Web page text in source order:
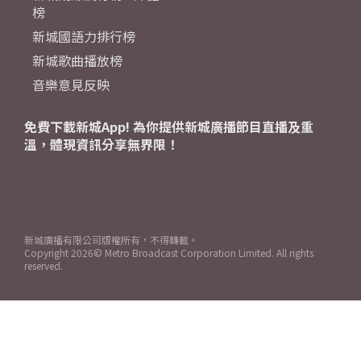
榜
新城國語力排行榜
新城歌曲播放榜
音樂意見反映
免費下載新城App! 為你提供新城廣播節目直播及重
溫，體現資訊分享無界限！
新城廣播有限公司版權所有，不得轉載。
Copyright 2026© Metro Broadcast Corporation Limited. All rights
reserved.